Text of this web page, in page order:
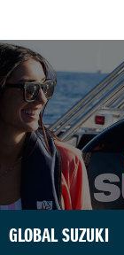
GLOBAL SUZUKI